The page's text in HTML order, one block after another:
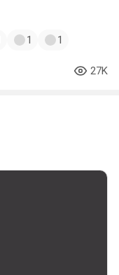
1 1
27K